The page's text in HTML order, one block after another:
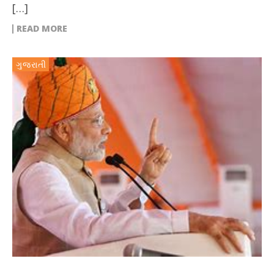
[…]
READ MORE
ગુજરાતી